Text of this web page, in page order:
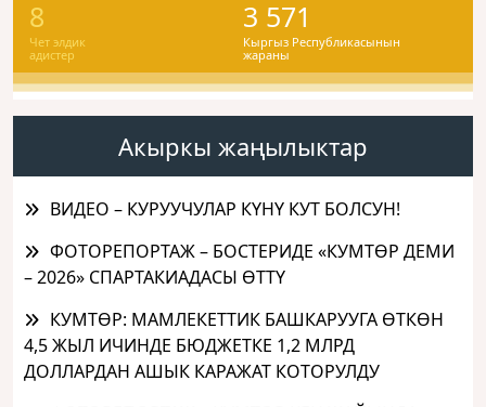
8
Чет элдик
адистер
3 571
Кыргыз Республикасынын
жараны
Акыркы жаңылыктар
ВИДЕО – КУРУУЧУЛАР КҮНҮ КУТ БОЛСУН!
ФОТОРЕПОРТАЖ – БОСТЕРИДЕ «КУМТӨР ДЕМИ
– 2026» СПАРТАКИАДАСЫ ӨТТҮ
КУМТӨР: МАМЛЕКЕТТИК БАШКАРУУГА ӨТКӨН
4,5 ЖЫЛ ИЧИНДЕ БЮДЖЕТКЕ 1,2 МЛРД
ДОЛЛАРДАН АШЫК КАРАЖАТ КОТОРУЛДУ